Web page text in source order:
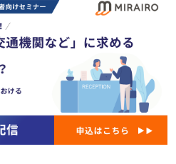
前の同意を得た場合を除
提供しないものとしま
当する場合は、お客様の
なく、個人情報を第三者に
。
場合
たは財産の保護のために必
同意を得ることが困難であ